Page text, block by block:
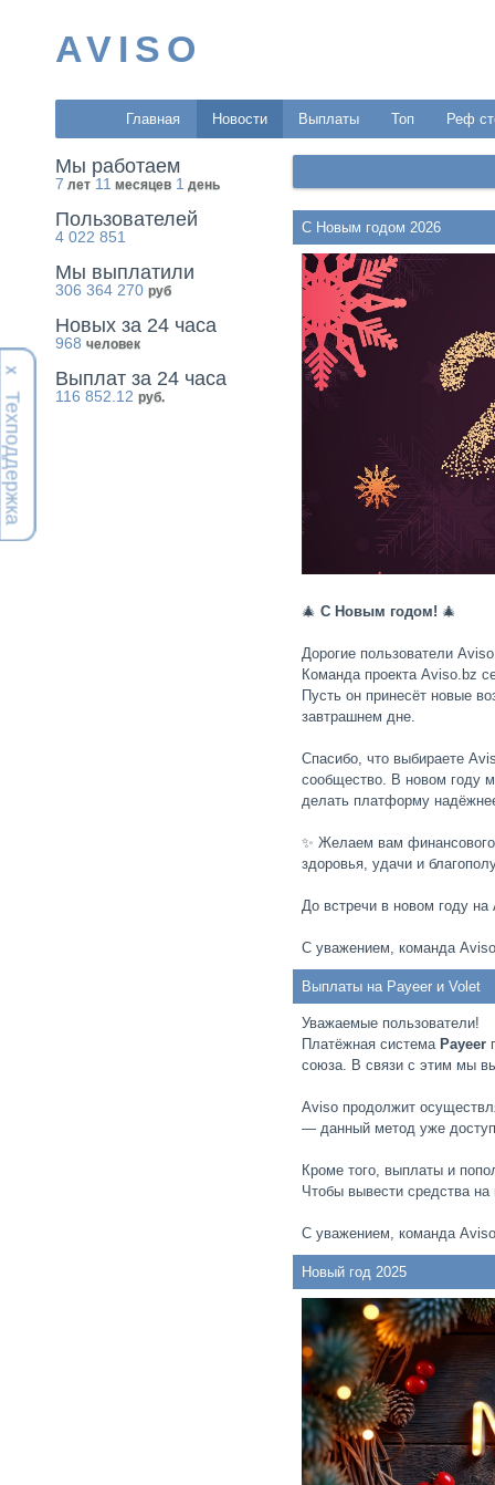
Х
Техподдержка
AVISO
Главная Новости Выплаты Топ Реф
Мы работаем
7 лет 11 месяцев 1 день
Пользователей
4 022 851
Мы выплатили
306 364 270 руб
Новых за 24 часа
968 человек
Выплат за 24 часа
116 852.12 руб.
С Новым годом 2026
🎄 С Новым годом! 🎄
Дорогие пользователи
Команда проекта Aviso.bz
Пусть он принесёт новые
завтрашнем дне.
Спасибо, что выбираете
сообщество. В новом году
делать платформу
✨ Желаем вам
здоровья, удачи и
До встречи в новом году на
С уважением, команда
Выплаты на Payeer и Volet
Уважаемые пользователи!
Платёжная система Payeer
союза. В связи с этим мы
Aviso продолжит
— данный метод уже
Кроме того, выплаты и
Чтобы вывести средства
С уважением, команда
Новый год 2025